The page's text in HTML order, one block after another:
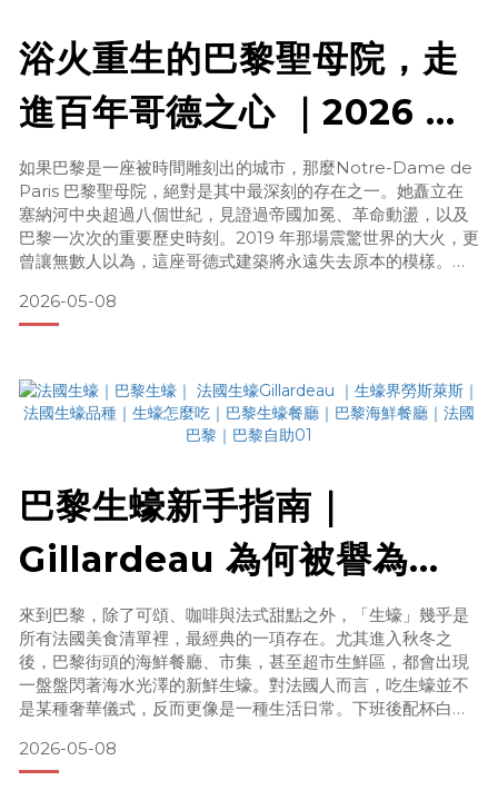
浴火重生的巴黎聖母院，走
進百年哥德之心 ｜2026 最
新參觀指南・建築亮點・登
頂攻略
如果巴黎是一座被時間雕刻出的城市，那麼Notre-Dame de
Paris 巴黎聖母院，絕對是其中最深刻的存在之一。她矗立在
塞納河中央超過八個世紀，見證過帝國加冕、革命動盪，以及
巴黎一次次的重要歷史時刻。2019 年那場震驚世界的大火，更
曾讓無數人以為，這座哥德式建築將永遠失去原本的模樣。但
明亮、潔白，也與許多人記憶中的樣子截然不同。少了歲月堆
疊出的煙燻感與神祕陰影，如今的她，更像是一座被重新洗亮
2026-05-08
巴黎生蠔新手指南｜
Gillardeau 為何被譽為
「生蠔界勞斯萊斯」？第一
次在法國吃生蠔就上手
來到巴黎，除了可頌、咖啡與法式甜點之外，「生蠔」幾乎是
所有法國美食清單裡，最經典的一項存在。尤其進入秋冬之
後，巴黎街頭的海鮮餐廳、市集，甚至超市生鮮區，都會出現
一盤盤閃著海水光澤的新鮮生蠔。對法國人而言，吃生蠔並不
是某種奢華儀式，反而更像是一種生活日常。下班後配杯白
景。如果你也是第一次在巴黎吃生蠔，這篇法國生蠔新手指
南，希望能帶你快速看懂法國生蠔的尺寸、產地與經典品種，
2026-05-08